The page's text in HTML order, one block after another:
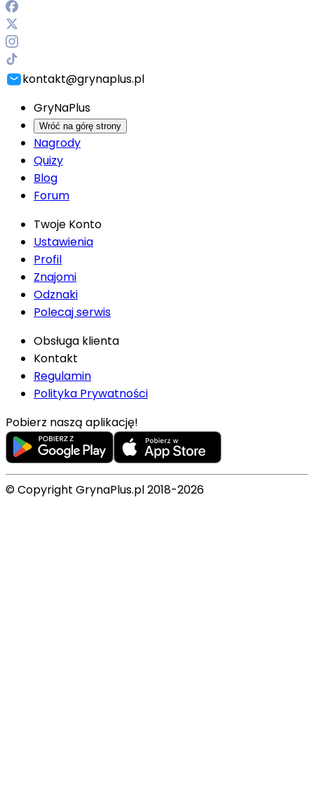
kontakt@grynaplus.pl
GryNaPlus
Wróć na górę strony
Nagrody
Quizy
Blog
Forum
Twoje Konto
Ustawienia
Profil
Znajomi
Odznaki
Polecaj serwis
Obsługa klienta
Kontakt
Regulamin
Polityka Prywatności
Pobierz naszą aplikację!
© Copyright GrynaPlus.pl 2018-2026